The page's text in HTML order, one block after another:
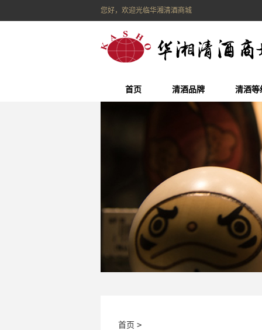
您好，欢迎光临华湘清酒商城
首页 清酒品牌 清酒等
首页 >